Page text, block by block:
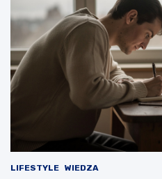
LIFESTYLE WIEDZA